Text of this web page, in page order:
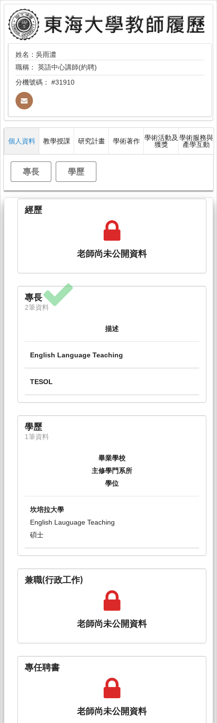
姓名：吳雨濃
職稱： 英語中心講師(約聘)
分機號碼： #31910
個人資料 教學授課 研究計畫 學術著作 學術活動及
獲獎
學術服務與
產學互動
專長 學歷
經歷
老師尚未公開資料
專長
2筆資料
描述
English Language Teaching
TESOL
學歷
1筆資料
畢業學校
主修學門系所
學位
坎培拉大學
English Lauguage Teaching
碩士
兼職(行政工作)
老師尚未公開資料
專任聘書
老師尚未公開資料